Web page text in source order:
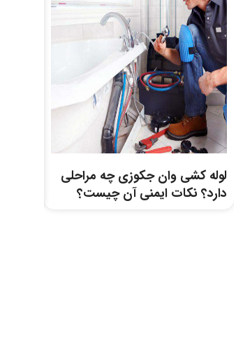
لوله کشی وان جکوزی چه مراحلی
دارد؟ نکات ایمنی آن چیست؟